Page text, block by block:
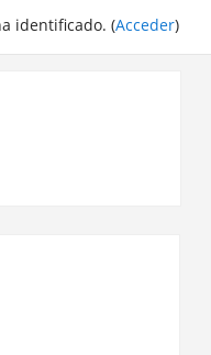
identificado. (Acceder)